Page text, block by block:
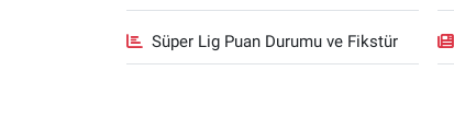
Süper Lig Puan Durumu ve Fikstür